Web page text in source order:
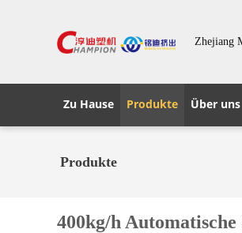
Zhejiang
Zu Hause Produkte Über uns
Produkte
400kg/h